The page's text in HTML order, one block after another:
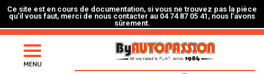
Ce site est en cours de documentation, si vous ne trouvez pas la pièce
qu’il vous faut, merci de nous contacter au 04 74 87 05 41, nous l’avons
sûrement.
MENU